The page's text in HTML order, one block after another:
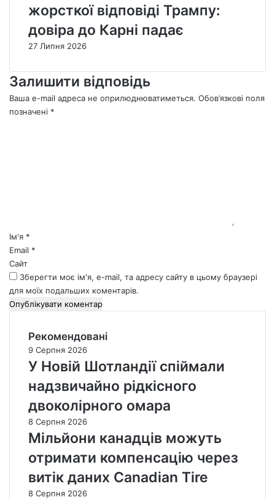
жорсткої відповіді Трампу:
довіра до Карні падає
27 Липня 2026
Залишити відповідь
Ваша e-mail адреса не оприлюднюватиметься. Обов’язкові поля
позначені *
*Ім'я *
Email *
Сайт
Зберегти моє ім'я, e-mail, та адресу сайту в цьому браузері
для моїх подальших коментарів.
Рекомендовані
9 Серпня 2026
У Новій Шотландії спіймали
надзвичайно рідкісного
двоколірного омара
8 Серпня 2026
Мільйони канадців можуть
отримати компенсацію через
витік даних Canadian Tire
8 Серпня 2026